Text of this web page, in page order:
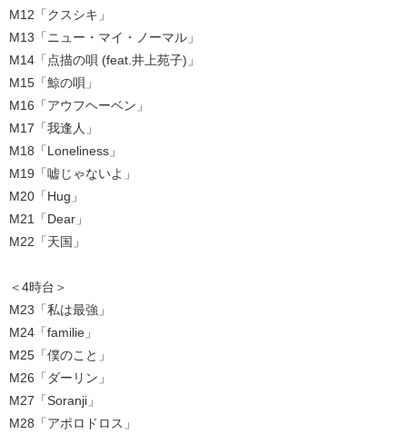
M12「クスシキ」
M13「ニュー・マイ・ノーマル」
M14「点描の唄 (feat.井上苑子)」
M15「鯨の唄」
M16「アウフヘーベン」
M17「我逢人」
M18「Loneliness」
M19「嘘じゃないよ」
M20「Hug」
M21「Dear」
M22「天国」
＜4時台＞
M23「私は最強」
M24「familie」
M25「僕のこと」
M26「ダーリン」
M27「Soranji」
M28「アポロドロス」